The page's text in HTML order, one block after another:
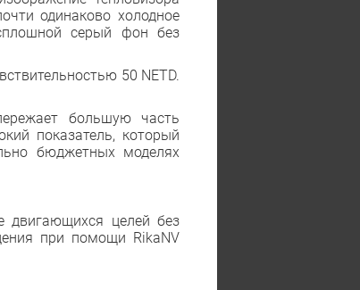
одинаково холодное
серый фон без
50 NETD.
большую часть
показатель, который
бюджетных моделях
двигающихся целей без
при помощи RikaNV